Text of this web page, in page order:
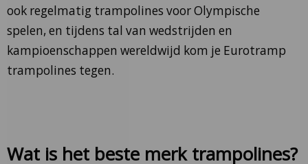
ook regelmatig trampolines voor Olympische
spelen, en tijdens tal van wedstrijden en
kampioenschappen wereldwijd kom je Eurotramp
trampolines tegen.
Wat is het beste merk trampolines?